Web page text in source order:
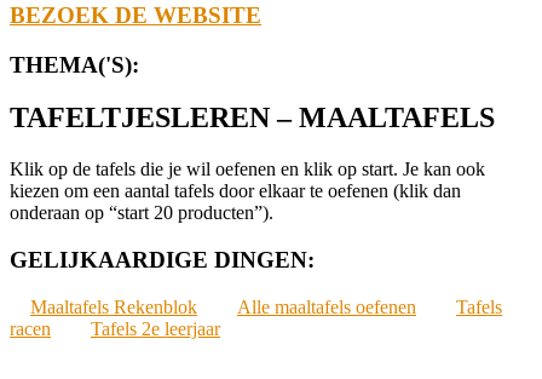
BEZOEK DE WEBSITE
THEMA('S):
TAFELTJESLEREN – MAALTAFELS
Klik op de tafels die je wil oefenen en klik op start. Je kan ook
kiezen om een aantal tafels door elkaar te oefenen (klik dan
onderaan op “start 20 producten”).
GELIJKAARDIGE DINGEN:
Maaltafels Rekenblok Alle maaltafels oefenen
Tafels
racen
Tafels 2e leerjaar